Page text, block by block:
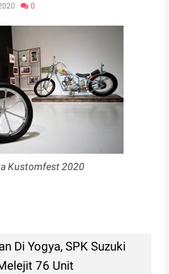
0
Kustomfest 2020
Di Yogya, SPK Suzuki
76 Unit